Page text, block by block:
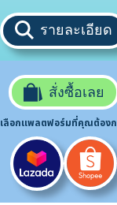
รายละเอียด
สั่งซื้อเลย
เลือกแพลตฟอร์มที่คุณต้องก